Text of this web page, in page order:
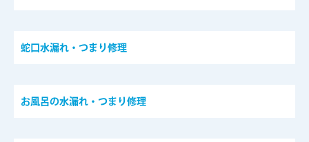
蛇口水漏れ・つまり修理
お風呂の水漏れ・つまり修理